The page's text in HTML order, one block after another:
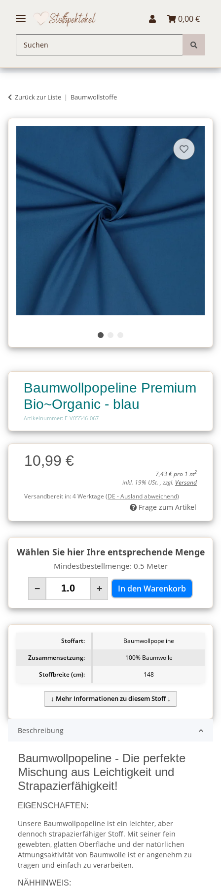
0,00 €
Zurück zur Liste Baumwollstoffe
Baumwollpopeline Premium
Bio~Organic - blau
Artikelnummer: E-V05546-067
Charge
Charge10,99 €
7,43 € pro 1 m2
inkl. 19% USt. , zzgl. Versand
Versandbereit in:4 Werktage (DE - Ausland abweichend)
Frage zum Artikel
Wählen Sie hier Ihre entsprechende Menge
Mindestbestellmenge: 0.5 Meter
− + In den Warenkorb
Stoffart:
Baumwollpopeline
Zusammensetzung:
100% Baumwolle
Stoffbreite (cm):
148
Beschreibung
Baumwollpopeline - Die perfekte
Mischung aus Leichtigkeit und
Strapazierfähigkeit!
EIGENSCHAFTEN:
Unsere Baumwollpopeline ist ein leichter, aber
dennoch strapazierfähiger Stoff. Mit seiner fein
gewebten, glatten Oberfläche und der natürlichen
Atmungsaktivität von Baumwolle ist er angenehm zu
tragen und einfach zu verarbeiten.
NÄHHINWEIS: